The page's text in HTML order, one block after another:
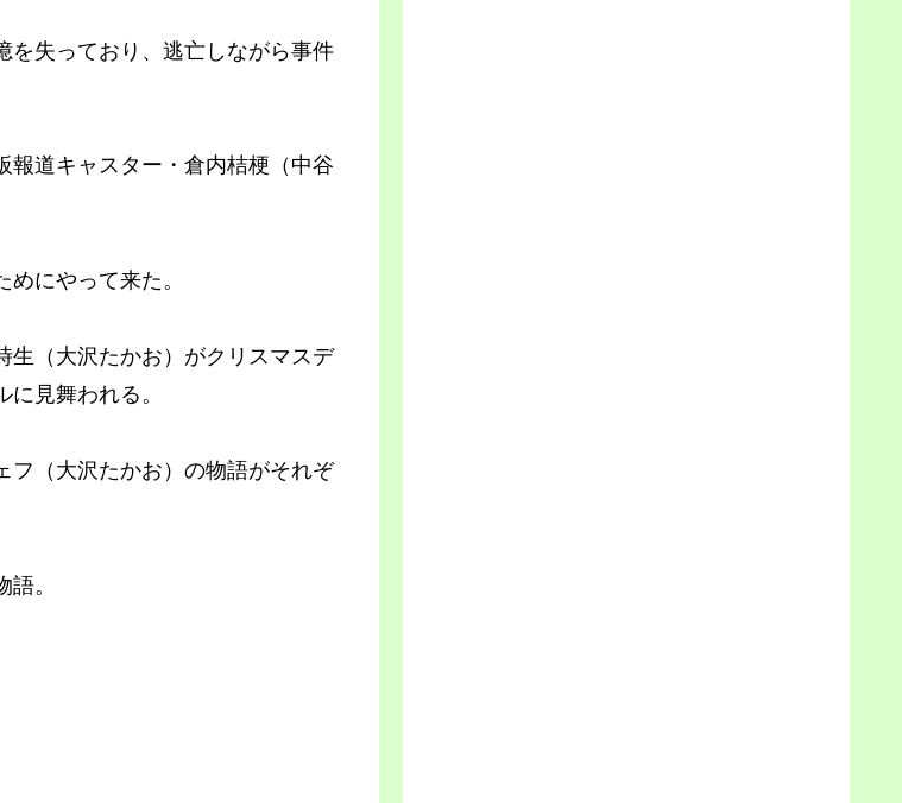
を失っており、逃亡しながら事件
報道キャスター・倉内桔梗（中谷
にやって来た。
生（大沢たかお）がクリスマスデ
見舞われる。
フ（大沢たかお）の物語がそれぞ
。